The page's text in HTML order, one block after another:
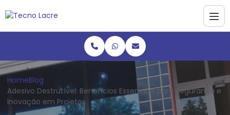
HomeBlog
Adesivo Destrutível: Benefícios Essenciais para Segurança e
Inovação em Projetos